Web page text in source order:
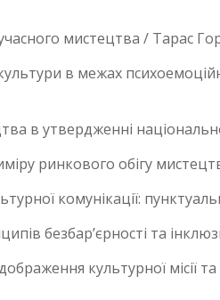
мистецтва / Тарас
в межах
в утвердженні
ринкового обігу
комунікації:
безбар’єрності та
культурної місії